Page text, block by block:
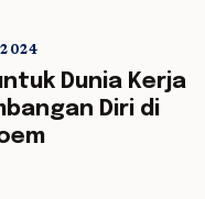
5 min read
Dunia Kerja
Diri di